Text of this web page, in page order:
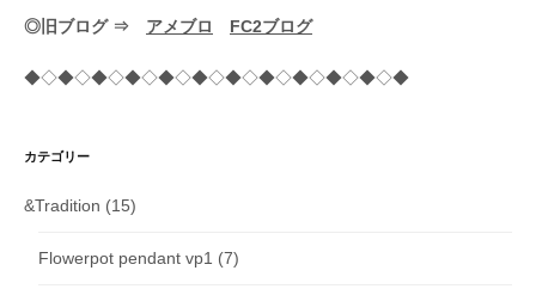
◎旧ブログ ⇒ アメブロ FC2ブログ
◆◇◆◇◆◇◆◇◆◇◆◇◆◇◆◇◆◇◆◇◆◇◆
カテゴリー
&Tradition (15)
Flowerpot pendant vp1 (7)